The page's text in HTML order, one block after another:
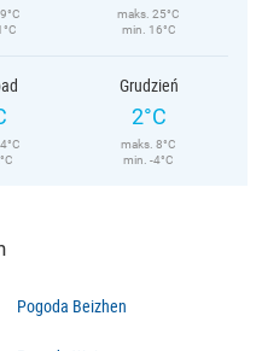
maks. 25°C
min. 16°C
Grudzień
2°C
maks. 8°C
min. -4°C
Pogoda Beizhen